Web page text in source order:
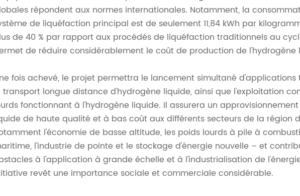
répondent aux normes internationales. Notamment, la
de liquéfaction principal est de seulement 11,84 kWh par
de 40 % par rapport aux procédés de liquéfaction traditionnels au
de réduire considérablement le coût de production de l'hydrogène
fois achevé, le projet permettra le lancement simultané
transport longue distance d'hydrogène liquide, ainsi que l'exploitation
fonctionnant à l'hydrogène liquide. Il assurera un
de haute qualité et à bas coût aux différents secteurs de la région
l'économie de basse altitude, les poids lourds à pile à
l'industrie de pointe et le stockage d'énergie nouvelle – et
à l'application à grande échelle et à l'industrialisation de
revêt une importance sociale et commerciale considérable.